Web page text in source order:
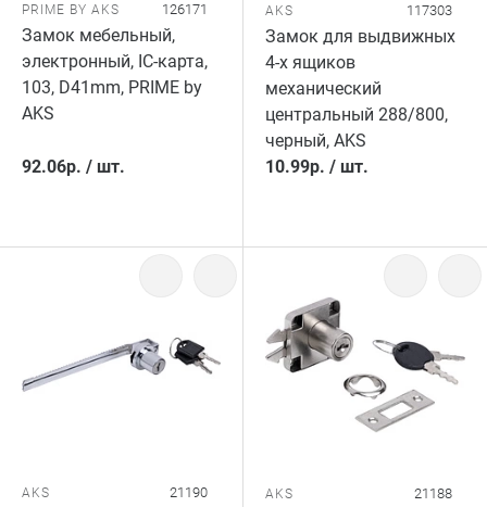
PRIME BY AKS 126171
Замок мебельный,
электронный, IC-карта,
103, D41mm, PRIME by
AKS
92.06р. / шт.
AKS 117303
Замок для выдвижных
4-х ящиков
механический
центральный 288/800,
черный, AKS
10.99р. / шт.
AKS 21190 AKS 21188